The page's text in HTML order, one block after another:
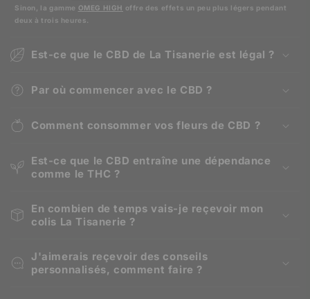
Sinon, la gamme OMEG HIGH offre des effets un peu plus légers pendant
deux à trois heures.
Est-ce que le CBD de La Tisanerie est légal ?
Par où commencer avec le CBD ?
Comment consommer vos fleurs de CBD ?
Est-ce que le CBD entraîne une dépendance
comme le THC ?
En combien de temps vais-je reçevoir mon
colis La Tisanerie ?
J'aimerais reçevoir des conseils
personnalisés, comment faire ?